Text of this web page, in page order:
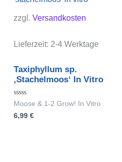
zzgl. Versandkosten
Lieferzeit: 2-4 Werktage
Taxiphyllum sp.
‚Stachelmoos‘ In Vitro
Bewertet
0
Moose & 1-2 Grow! In Vitro
6,99 €